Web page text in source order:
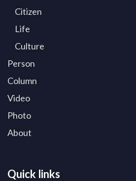
Citizen
Life
Culture
Person
Column
Video
Photo
About
Quick links